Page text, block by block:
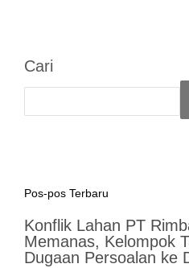
Cari
Pos-pos Terbaru
Konflik Lahan PT
Memanas, Kelompok
Dugaan Persoalan ke